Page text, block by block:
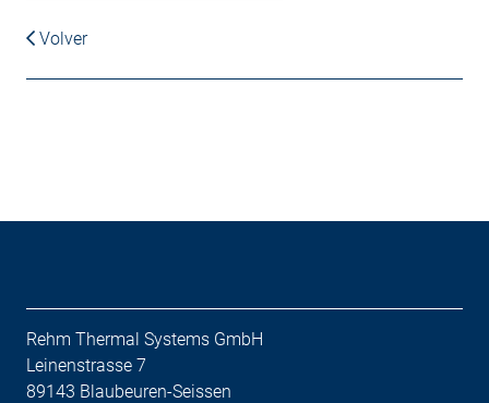
Volver
Rehm Thermal Systems GmbH
Leinenstrasse 7
89143 Blaubeuren-Seissen